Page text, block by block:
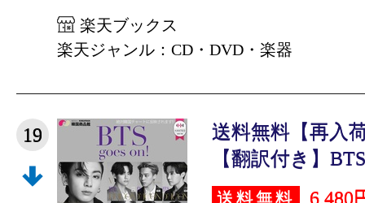
楽天ブックス
楽天ジャンル：CD・DVD・楽器
19
送料無料【再入
【翻訳付き】
送料無料 6,480